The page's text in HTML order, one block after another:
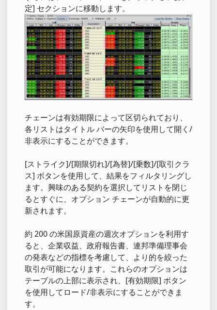
定] セクションに移動します。
チェーンは有効期限によって区切られており、
各リストはタイトル バーの矢印を使用して開く/
非表示にすることができます。
[ストライク]/[期限切れ]/[為替]/[乗数]/[取引クラ
ス] ボタンを使用して、結果をフィルタリングし
ます。興味のある契約を選択してリストを閉じ
るとすぐに、オプション チェーンが自動的に更
新されます。
約 200 の米国原資産の週次オプションを利用す
ると、企業収益、政府報告書、連邦準備理事会
の発表などの指標を考慮して、より的を絞った
取引が可能になります。これらのオプションは
テーブルの上部に表示され、[有効期限] ボタン
を使用してロード/非表示にすることができま
す。